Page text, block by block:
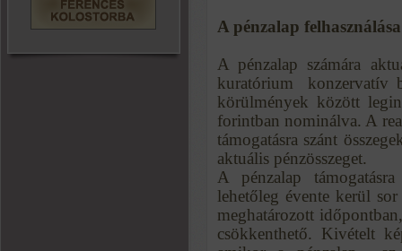
A pénzalap felhasználása
A pénzalap számára
kuratórium  konzervatív
körülmények között
forintban nominálva. A
támogatásra szánt
aktuális pénzösszeget.
A pénzalap
lehetőleg évente kerül
meghatározott
csökkenthető. Kivételt